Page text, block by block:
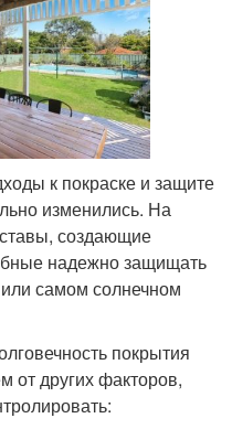
к покраске и защите
изменились. На
создающие
надежно защищать
самом солнечном
покрытия
от других факторов,